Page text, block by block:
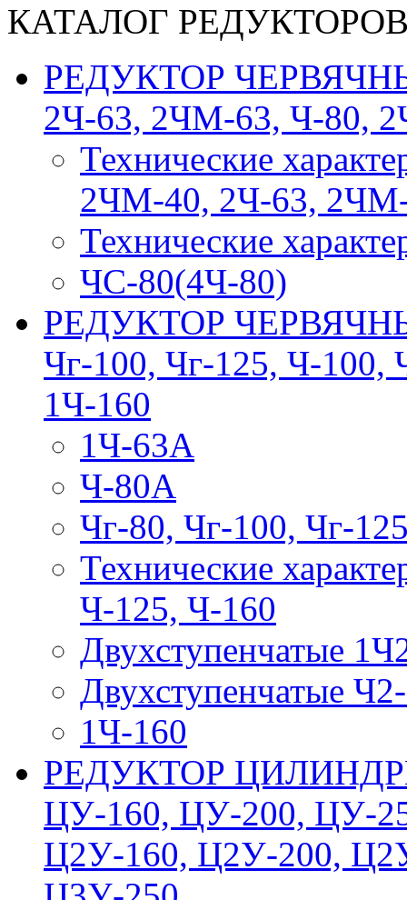
КАТАЛОГ
РЕДУКТОР
2Ч-63, 2ЧМ-63, Ч-80,
Технические
2ЧМ-40, 2Ч-63,
Технические
ЧС-80(4Ч-80)
РЕДУКТОР
Чг-100, Чг-125, Ч-100,
1Ч-160
1Ч-63А
Ч-80А
Чг-80, Чг-100, Чг-
Технические
Ч-125, Ч-160
Двухступенчатые
Двухступенчатые
1Ч-160
РЕДУКТОР
ЦУ-160, ЦУ-200, ЦУ-
Ц2У-160, Ц2У-200,